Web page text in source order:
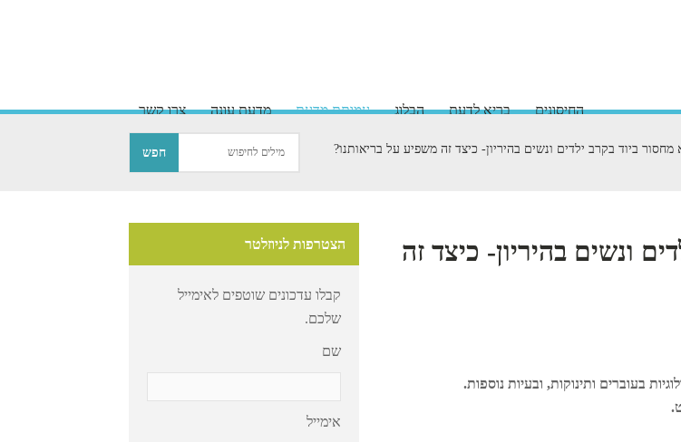
החיסונים בריא לדעת הבלוג עמותת מדעת מדעת עונה צרו קשר
ביוד בקרב ילדים ונשים בהיריון- כיצד זה משפיע על בריאותנו?
הצטרפות לניוזלטר
קבלו עדכונים שוטפים לאימייל
שלכם.
שם
אימייל
ונשים בהיריון- כיצד זה
בעוברים ותינוקות, ובעיות נוספות.